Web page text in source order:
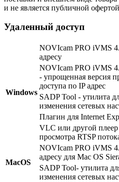
и не является публичной
Удаленный доступ
Windows
NOVIcam PRO iVMS
адресу
NOVIcam PRO iVMS
- упрощенная версия
доступа по IP адрес
SADP Tool - утилита
изменения сетевых
Плагин для Internet
VLC или другой плеер
просмотра RTSP
MacOS
NOVIcam PRO iVMS
адресу для Mac OS
SADP Tool- утилита
изменения сетевых